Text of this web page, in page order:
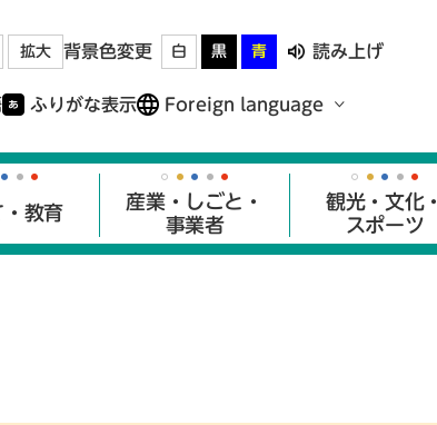
拡大 背景色変更 白 黒 青 読み上げ
ふりがな表示 Foreign language
・教育
産業・しごと・
事業者
観光・文化・
スポーツ